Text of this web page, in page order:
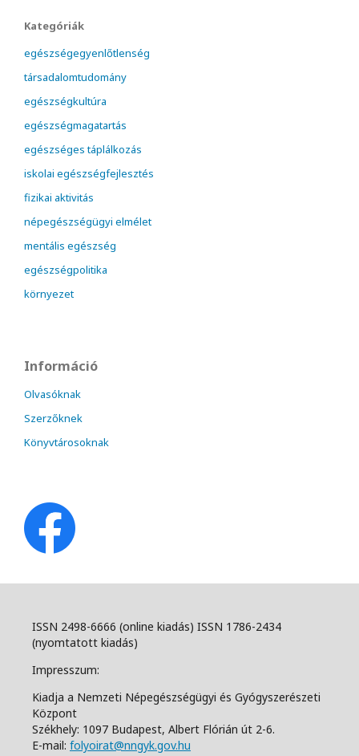
Kategóriák
egészségegyenlőtlenség
társadalomtudomány
egészségkultúra
egészségmagatartás
egészséges táplálkozás
iskolai egészségfejlesztés
fizikai aktivitás
népegészségügyi elmélet
mentális egészség
egészségpolitika
környezet
Információ
Olvasóknak
Szerzőknek
Könyvtárosoknak
ISSN 2498-6666 (online kiadás) ISSN 1786-2434
(nyomtatott kiadás)
Impresszum:
Kiadja a Nemzeti Népegészségügyi és Gyógyszerészeti
Központ
Székhely: 1097 Budapest, Albert Flórián út 2-6.
E-mail: folyoirat@nngyk.gov.hu